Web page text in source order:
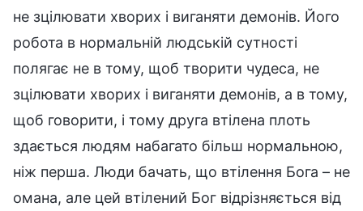
не зцілювати хворих і виганяти демонів. Його
робота в нормальній людській сутності
полягає не в тому, щоб творити чудеса, не
зцілювати хворих і виганяти демонів, а в тому,
щоб говорити, і тому друга втілена плоть
здається людям набагато більш нормальною,
ніж перша. Люди бачать, що втілення Бога – не
омана, але цей втілений Бог відрізняється від